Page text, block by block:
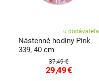
u dodávateľa
Nástenné hodiny Pink
339, 40 cm
37,49 €
29,49€